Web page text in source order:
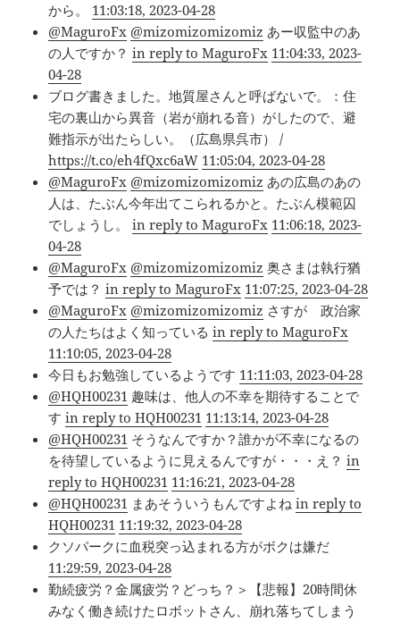
から。 11:03:18, 2023-04-28
@MaguroFx @mizomizomizomiz あー収監中のあ
の人ですか？in reply to MaguroFx 11:04:33, 2023-
04-28
ブログ書きました。地質屋さんと呼ばないで。：住
宅の裏山から異音（岩が崩れる音）がしたので、避
難指示が出たらしい。（広島県呉市） /
https://t.co/eh4fQxc6aW 11:05:04, 2023-04-28
@MaguroFx @mizomizomizomiz あの広島のあの
人は、たぶん今年出てこられるかと。たぶん模範囚
でしょうし。in reply to MaguroFx 11:06:18, 2023-
04-28
@MaguroFx @mizomizomizomiz 奥さまは執行猶
予では？in reply to MaguroFx 11:07:25, 2023-04-28
@MaguroFx @mizomizomizomiz さすが 政治家
の人たちはよく知っているin reply to MaguroFx
11:10:05, 2023-04-28
今日もお勉強しているようです 11:11:03, 2023-04-28
@HQH00231 趣味は、他人の不幸を期待することで
すin reply to HQH00231 11:13:14, 2023-04-28
@HQH00231 そうなんですか？誰かが不幸になるの
を待望しているように見えるんですが・・・え？in
reply to HQH00231 11:16:21, 2023-04-28
@HQH00231 まあそういうもんですよねin reply to
HQH00231 11:19:32, 2023-04-28
クソパークに血税突っ込まれる方がボクは嫌だ
11:29:59, 2023-04-28
勤続疲労？金属疲労？どっち？＞【悲報】20時間休
みなく働き続けたロボットさん、崩れ落ちてしまう